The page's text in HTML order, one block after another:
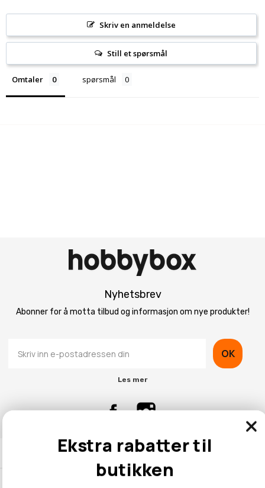
Skriv en anmeldelse
Still et spørsmål
Omtaler spørsmål
Nyhetsbrev
Abonner for å motta tilbud og informasjon om nye produkter!
OK
Les mer
Kontaktinformasjon
Ekstra rabatter til
butikken